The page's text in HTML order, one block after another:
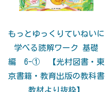
もっとゆっくりていねいに
学べる読解ワーク 基礎
編 6-① 【光村図書・東
京書籍・教育出版の教科書
教材より抜粋】